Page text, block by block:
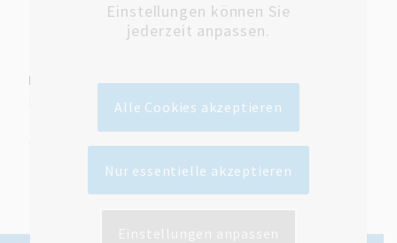
leistungsgerechte und darauf aufbauende flexible
Download :Stellenbeschreibung als pdf
herunterladen
Bewerben Sie sich jetzt!
Einstellungen können Sie
jederzeit anpassen.
Alle Cookies akzeptieren
Nur essentielle akzeptieren